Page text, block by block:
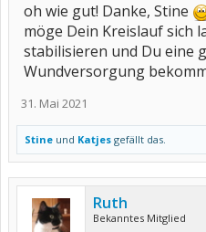
oh wie gut! Danke, Stine
möge Dein Kreislauf sich
stabilisieren und Du eine
Wundversorgung
31. Mai 2021
Stine und Katjes gefällt das.
Ruth
Bekanntes Mitglied